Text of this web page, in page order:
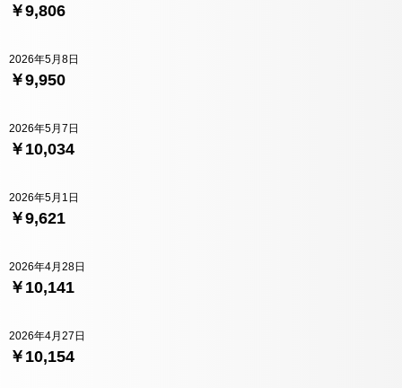
￥9,806
￥9,950
2026年5月8日
￥10,034
2026年5月7日
￥9,621
2026年5月1日
￥10,141
2026年4月28日
￥10,154
2026年4月27日